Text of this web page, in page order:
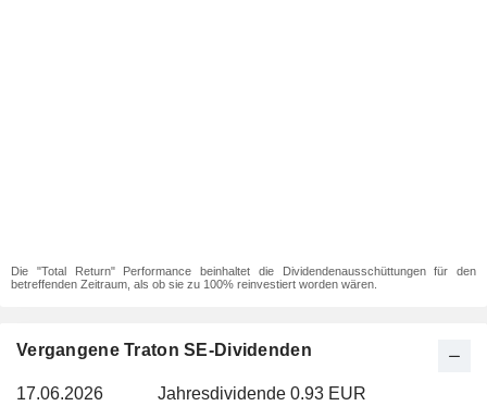
Die "Total Return" Performance beinhaltet die Dividendenausschüttungen für den
betreffenden Zeitraum, als ob sie zu 100% reinvestiert worden wären.
Vergangene Traton SE-Dividenden
17.06.2026
Jahresdividende 0.93 EUR